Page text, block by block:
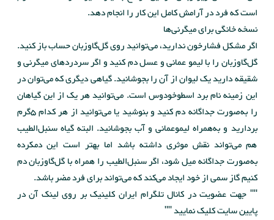
است که فرد در آرامش کامل این کار را انجام دهد.
نسخه خانگی برای میگرنی‌ها
اگر مشکل فشارخون ندارید، می‌توانید روی گل‌گاوزبان حساب باز کنید.
گل‌گاو‌زبان را با لیمو عمانی و عسل دم کنید و اگر سردردهای میگرنی و
شقیقه دارید یک لیوان از آن را بجوشانید. گیاهی دیگری که می‌توان در
این زمینه نام برد اسطوخودوس است. می‌توانید هر یک از این گیاهان
را به‌صورت جداگانه دم کنید و بنوشید یا می‌توانید از هر کدام 5گرم
بردارید و به‌همراه لیموعمانی و آب بجوشانید. البته گیاه سنبل‌الطیب
هم می‌تواند نقش موثری داشته باشد اما بهتر است این دمکرده
به‌صورت جداگانه میل شود، اگر سنبل‌الطیب را همراه با گل‌گاوزبان دم
کنیم گاز سمی از خود ایجاد می‌کند که می‌تواند برای فرد مضر باشد.
"" جهت عضویت در کانال تلگرام ایران کلینیک بر روی لینک آن در
پایین سایت کلیک نمایید ""